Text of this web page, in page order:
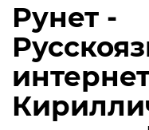
Рунет -